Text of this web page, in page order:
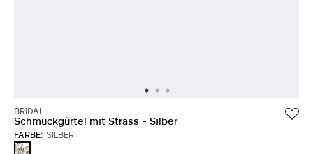
BRIDAL
Schmuckgürtel mit Strass - Silber
FARBE: SILBER
SILBER